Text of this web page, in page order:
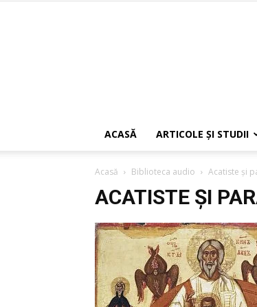
ACASĂ ARTICOLE ŞI STUDII
Acasă Biblioteca audio Acatiste și
ACATISTE ȘI